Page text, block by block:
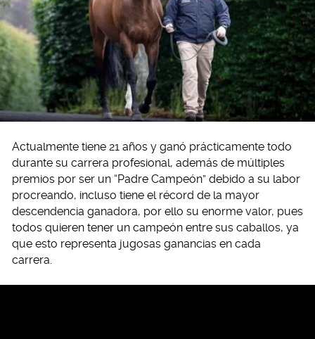
Actualmente tiene 21 años y ganó prácticamente todo
durante su carrera profesional, además de múltiples
premios por ser un “Padre Campeón” debido a su labor
procreando, incluso tiene el récord de la mayor
descendencia ganadora, por ello su enorme valor, pues
todos quieren tener un campeón entre sus caballos, ya
que esto representa jugosas ganancias en cada
carrera.